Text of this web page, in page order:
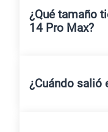
¿Qué tamaño
14 Pro Max?
¿Cuándo salió